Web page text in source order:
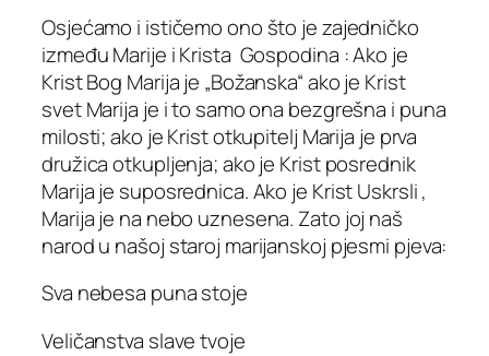
Osjećamo i ističemo ono što je zajedničko
između Marije i Krista Gospodina : Ako je
Krist Bog Marija je „Božanska“ ako je Krist
svet Marija je i to samo ona bezgrešna i puna
milosti; ako je Krist otkupitelj Marija je prva
družica otkupljenja; ako je Krist posrednik
Marija je suposrednica. Ako je Krist Uskrsli ,
Marija je na nebo uznesena. Zato joj naš
narod u našoj staroj marijanskoj pjesmi pjeva:
Sva nebesa puna stoje
Veličanstva slave tvoje